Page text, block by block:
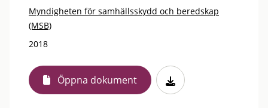
Myndigheten för samhällsskydd och beredskap
(MSB)
2018
Öppna dokument